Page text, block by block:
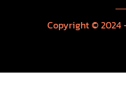
Copyright © 2024